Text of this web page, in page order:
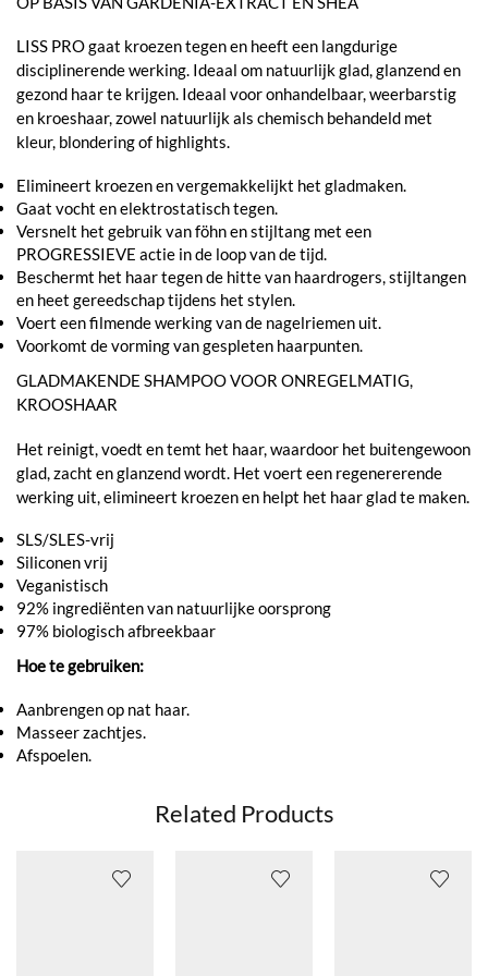
LISS PRO gaat kroezen tegen en heeft een langdurige
disciplinerende werking. Ideaal om natuurlijk glad, glanzend en
gezond haar te krijgen. Ideaal voor onhandelbaar, weerbarstig
en kroeshaar, zowel natuurlijk als chemisch behandeld met
kleur, blondering of highlights.
Elimineert kroezen en vergemakkelijkt het gladmaken.
Gaat vocht en elektrostatisch tegen.
Versnelt het gebruik van föhn en stijltang met een
PROGRESSIEVE actie in de loop van de tijd.
Beschermt het haar tegen de hitte van haardrogers, stijltangen
en heet gereedschap tijdens het stylen.
Voert een filmende werking van de nagelriemen uit.
Voorkomt de vorming van gespleten haarpunten.
GLADMAKENDE SHAMPOO VOOR ONREGELMATIG,
KROOSHAAR
Het reinigt, voedt en temt het haar, waardoor het buitengewoon
glad, zacht en glanzend wordt. Het voert een regenererende
werking uit, elimineert kroezen en helpt het haar glad te maken.
SLS/SLES-vrij
Siliconen vrij
Veganistisch
92% ingrediënten van natuurlijke oorsprong
97% biologisch afbreekbaar
Hoe te gebruiken:
Aanbrengen op nat haar.
Masseer zachtjes.
Afspoelen.
Related Products